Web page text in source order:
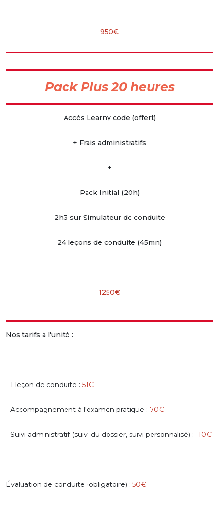
950€
Pack Plus 20 heures
Accès Learny code (offert)
+ Frais administratifs
+
Pack Initial (20h)
2h3 sur Simulateur de conduite
24 leçons de conduite (45mn)
1250€
Nos tarifs à l'unité :
- 1 leçon de conduite : 51€
- Accompagnement à l'examen pratique : 70€
- Suivi administratif (suivi du dossier, suivi personnalisé) : 110€
Évaluation de conduite (obligatoire) : 50€